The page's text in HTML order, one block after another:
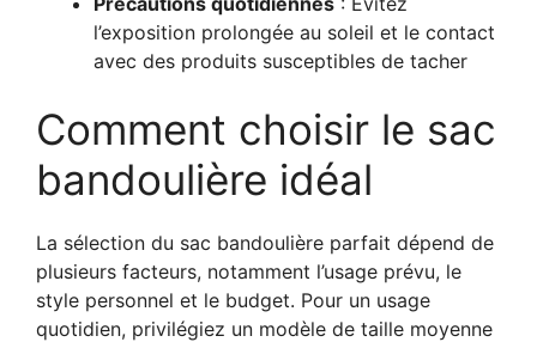
l’exposition prolongée au soleil et le contact
avec des produits susceptibles de tacher
Comment choisir le sac
bandoulière idéal
La sélection du sac bandoulière parfait dépend de
plusieurs facteurs, notamment l’usage prévu, le
style personnel et le budget. Pour un usage
quotidien, privilégiez un modèle de taille moyenne